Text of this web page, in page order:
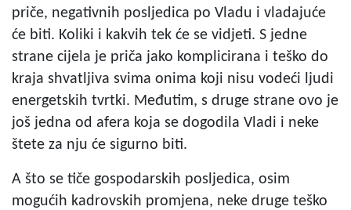
priče, negativnih posljedica po Vladu i vladajuće
će biti. Koliki i kakvih tek će se vidjeti. S jedne
strane cijela je priča jako komplicirana i teško do
kraja shvatljiva svima onima koji nisu vodeći ljudi
energetskih tvrtki. Međutim, s druge strane ovo je
još jedna od afera koja se dogodila Vladi i neke
štete za nju će sigurno biti.
A što se tiče gospodarskih posljedica, osim
mogućih kadrovskih promjena, neke druge teško